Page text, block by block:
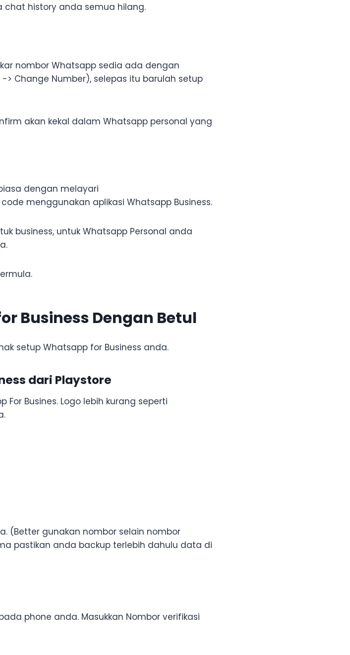
chat history anda semua hilang.
nombor Whatsapp sedia ada dengan
Change Number), selepas itu barulah setup
akan kekal dalam Whatsapp personal yang
dengan melayari
menggunakan aplikasi Whatsapp Business.
business, untuk Whatsapp Personal anda
Business Dengan Betul
setup Whatsapp for Business anda.
dari Playstore
Busines. Logo lebih kurang seperti
(Better gunakan nombor selain nombor
pastikan anda backup terlebih dahulu data di
phone anda. Masukkan Nombor verifikasi